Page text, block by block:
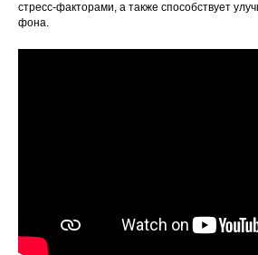
стресс-факторами, а также способствует
фона.